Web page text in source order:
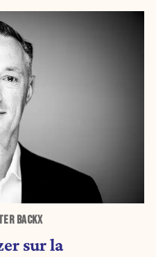
BACKX
sur la